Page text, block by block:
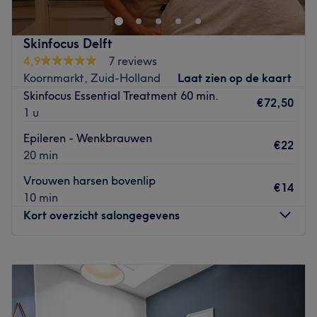
Skinfocus Delft
4,9
7 reviews
Koornmarkt, Zuid-Holland
Laat zien op de kaart
Skinfocus Essential Treatment 60 min.
1 u
€72,50
Epileren - Wenkbrauwen
20 min
€22
Vrouwen harsen bovenlip
10 min
€14
Kort overzicht salongegevens
Dinsdag
Donderdag